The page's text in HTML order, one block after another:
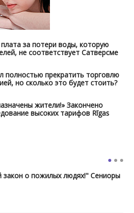
за потери воды, которую
не соответствует Сатверсме
полностью прекратить торговлю
но сколько это будет стоить?
жители!» Закончено
высоких тарифов Rīgas
закон о пожилых людях!" Сениоры